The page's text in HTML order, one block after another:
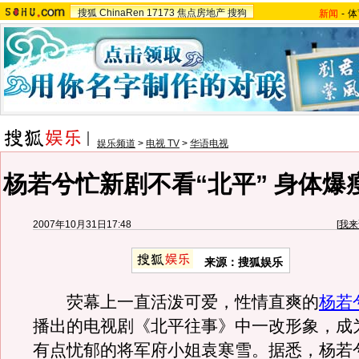
搜狐 ChinaRen 17173 焦点房地产 搜狗 新闻 -
娱乐频道 > 电视 TV > 华语电视
杨若兮忙新剧不看“北平” 身体爆
2007年10月31日17:48 [我
来源：搜狐娱乐
荧幕上一直活泼可爱，性情直爽的杨若
播出的电视剧《北平往事》中一改形象，成
有点忧郁的将军府小姐袁寒雪。据悉，杨若